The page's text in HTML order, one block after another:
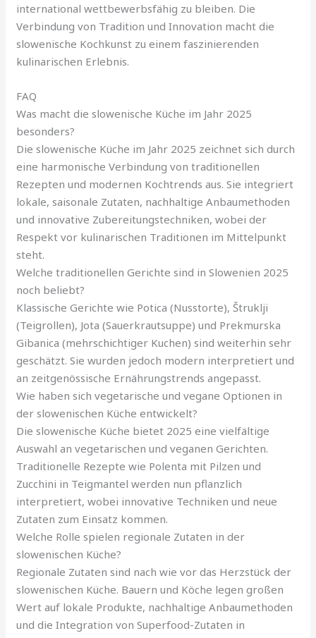
international wettbewerbsfähig zu bleiben. Die
Verbindung von Tradition und Innovation macht die
slowenische Kochkunst zu einem faszinierenden
kulinarischen Erlebnis.
FAQ
Was macht die slowenische Küche im Jahr 2025
besonders?
Die slowenische Küche im Jahr 2025 zeichnet sich durch
eine harmonische Verbindung von traditionellen
Rezepten und modernen Kochtrends aus. Sie integriert
lokale, saisonale Zutaten, nachhaltige Anbaumethoden
und innovative Zubereitungstechniken, wobei der
Respekt vor kulinarischen Traditionen im Mittelpunkt
steht.
Welche traditionellen Gerichte sind in Slowenien 2025
noch beliebt?
Klassische Gerichte wie Potica (Nusstorte), Štruklji
(Teigrollen), Jota (Sauerkrautsuppe) und Prekmurska
Gibanica (mehrschichtiger Kuchen) sind weiterhin sehr
geschätzt. Sie wurden jedoch modern interpretiert und
an zeitgenössische Ernährungstrends angepasst.
Wie haben sich vegetarische und vegane Optionen in
der slowenischen Küche entwickelt?
Die slowenische Küche bietet 2025 eine vielfältige
Auswahl an vegetarischen und veganen Gerichten.
Traditionelle Rezepte wie Polenta mit Pilzen und
Zucchini in Teigmantel werden nun pflanzlich
interpretiert, wobei innovative Techniken und neue
Zutaten zum Einsatz kommen.
Welche Rolle spielen regionale Zutaten in der
slowenischen Küche?
Regionale Zutaten sind nach wie vor das Herzstück der
slowenischen Küche. Bauern und Köche legen großen
Wert auf lokale Produkte, nachhaltige Anbaumethoden
und die Integration von Superfood-Zutaten in